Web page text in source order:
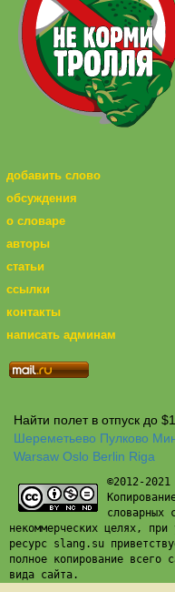
добавить слово
обсуждения
о словаре
авторы
статьи
ссылки
контакты
написать админам
Найти полет в отпуск до
Шереметьево Пулково
Warsaw Oslo Berlin Riga
©2012-
словарных
некоммерческих целях, при
ресурс slang.su
полное копирование всего
вида сайта.